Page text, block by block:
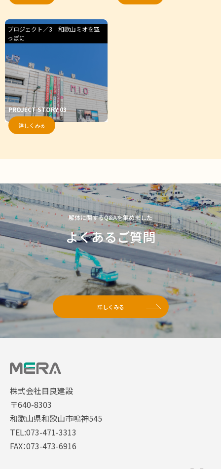
プロジェクト／3 和歌山ミオを空
っぽに
PROJECT STORY 03
詳しくみる
解体に関するQ&Aを集めました
よくあるご質問
詳しくみる
株式会社目良建設
〒640-8303
和歌山県和歌山市鳴神545
TEL:073-471-3313
FAX：073-473-6916